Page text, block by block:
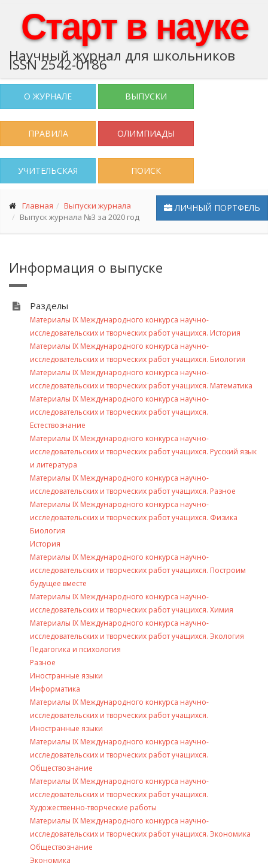
Старт в науке
Научный журнал для школьников
ISSN 2542-0186
О ЖУРНАЛЕ ВЫПУСКИ
ПРАВИЛА ОЛИМПИАДЫ
УЧИТЕЛЬСКАЯ ПОИСК
ЛИЧНЫЙ ПОРТФЕЛЬ
Главная
Выпуски журнала
Выпуск журнала №3 за 2020 год
Информация о выпуске
Разделы
Материалы IX Международного конкурса научно-
исследовательских и творческих работ учащихся. История
Материалы IX Международного конкурса научно-
исследовательских и творческих работ учащихся. Биология
Материалы IX Международного конкурса научно-
исследовательских и творческих работ учащихся. Математика
Материалы IX Международного конкурса научно-
исследовательских и творческих работ учащихся.
Естествознание
Материалы IX Международного конкурса научно-
исследовательских и творческих работ учащихся. Русский язык
и литература
Материалы IX Международного конкурса научно-
исследовательских и творческих работ учащихся. Разное
Материалы IX Международного конкурса научно-
исследовательских и творческих работ учащихся. Физика
Биология
История
Материалы IX Международного конкурса научно-
исследовательских и творческих работ учащихся. Построим
будущее вместе
Материалы IX Международного конкурса научно-
исследовательских и творческих работ учащихся. Химия
Материалы IX Международного конкурса научно-
исследовательских и творческих работ учащихся. Экология
Педагогика и психология
Разное
Иностранные языки
Информатика
Материалы IX Международного конкурса научно-
исследовательских и творческих работ учащихся.
Иностранные языки
Материалы IX Международного конкурса научно-
исследовательских и творческих работ учащихся.
Обществознание
Материалы IX Международного конкурса научно-
исследовательских и творческих работ учащихся.
Художественно-творческие работы
Материалы IX Международного конкурса научно-
исследовательских и творческих работ учащихся. Экономика
Обществознание
Экономика